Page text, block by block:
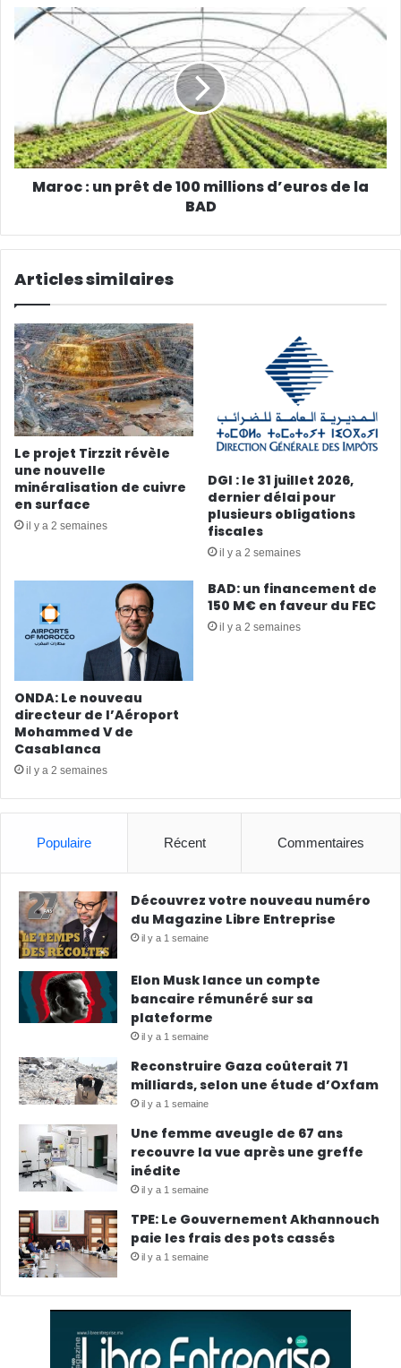
Maroc : un prêt de 100 millions d’euros de la
BAD
Articles similaires
Le projet Tirzzit révèle
une nouvelle
minéralisation de cuivre
en surface
il y a 2 semaines
DGI : le 31 juillet 2026,
dernier délai pour
plusieurs obligations
fiscales
il y a 2 semaines
ONDA: Le nouveau
directeur de l’Aéroport
Mohammed V de
Casablanca
il y a 2 semaines
BAD: un financement de
150 M€ en faveur du FEC
il y a 2 semaines
Populaire Récent Commentaires
Découvrez votre nouveau numéro
du Magazine Libre Entreprise
il y a 1 semaine
Elon Musk lance un compte
bancaire rémunéré sur sa
plateforme
il y a 1 semaine
Reconstruire Gaza coûterait 71
milliards, selon une étude d’Oxfam
il y a 1 semaine
Une femme aveugle de 67 ans
recouvre la vue après une greffe
inédite
il y a 1 semaine
TPE: Le Gouvernement Akhannouch
paie les frais des pots cassés
il y a 1 semaine